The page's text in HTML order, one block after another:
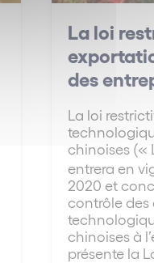
La loi
des
La loi
chinoises («
entrera en
2020 et
contrôle des
chinoises à
présente la